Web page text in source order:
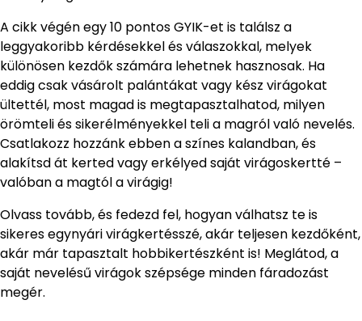
A cikk végén egy 10 pontos GYIK-et is találsz a
leggyakoribb kérdésekkel és válaszokkal, melyek
különösen kezdők számára lehetnek hasznosak. Ha
eddig csak vásárolt palántákat vagy kész virágokat
ültettél, most magad is megtapasztalhatod, milyen
örömteli és sikerélményekkel teli a magról való nevelés.
Csatlakozz hozzánk ebben a színes kalandban, és
alakítsd át kerted vagy erkélyed saját virágoskertté –
valóban a magtól a virágig!
Olvass tovább, és fedezd fel, hogyan válhatsz te is
sikeres egynyári virágkertésszé, akár teljesen kezdőként,
akár már tapasztalt hobbikertészként is! Meglátod, a
saját nevelésű virágok szépsége minden fáradozást
megér.